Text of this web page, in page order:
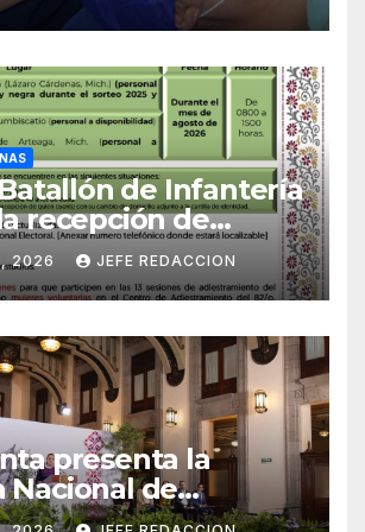
de Infantería
recepción de
para obtener La
Servicio Militar
2026 JEFE REDACCION
presenta la
Nacional de
2026; se